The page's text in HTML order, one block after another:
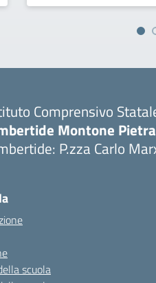
Comprensivo
Montone
P.zza Carlo
scuola